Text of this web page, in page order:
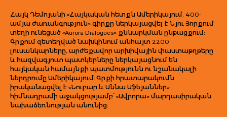
Հայկ Դեմոյանի «Հայկական հետքն Ամերիկայում. 400-
ամյա ժառանգություն» գիրքը ներկայացվել է Նյու Յորքում
տեղի ունեցած «Aurora Dialogues» քննարկման ընթացքում:
Գրքում զետեղված նախկինում անհայտ 2200
լուսանկարները, արժեքավոր արխիվային փաստաթղթերը
և հազվագյուտ պատկերները ներկայացնում են
հայկական համայնքի պատմությունն ու նշանակալի
ներդրումը Ամերիկայում: Գրքի հրատարակումն
իրականացվել է «Նուբար և Աննա Աֆեյաններ»
հիմնադրամի աջակցությամբ՝ «Ավրորա» մարդասիրական
նախաձեռնության անունից: